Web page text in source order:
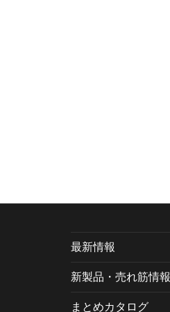
最新情報
新製品・売れ筋情報
まとめカタログ